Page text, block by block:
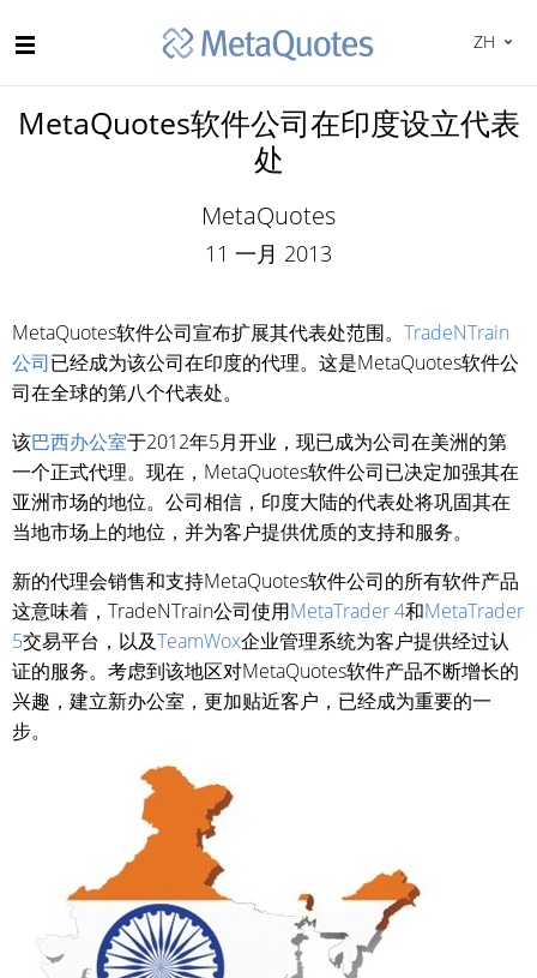
ZH
MetaQuotes软件公司在印度设立代表
处
MetaQuotes
11 一月 2013
MetaQuotes软件公司宣布扩展其代表处范围。 TradeNTrain
公司已经成为该公司在印度的代理。这是MetaQuotes软件公
司在全球的第八个代表处。
该巴西办公室于2012年5月开业，现已成为公司在美洲的第
一个正式代理。现在，MetaQuotes软件公司已决定加强其在
亚洲市场的地位。公司相信，印度大陆的代表处将巩固其在
当地市场上的地位，并为客户提供优质的支持和服务。
新的代理会销售和支持MetaQuotes软件公司的所有软件产品
这意味着，TradeNTrain公司使用MetaTrader 4和MetaTrader
5交易平台，以及TeamWox企业管理系统为客户提供经过认
证的服务。考虑到该地区对MetaQuotes软件产品不断增长的
兴趣，建立新办公室，更加贴近客户，已经成为重要的一
步。